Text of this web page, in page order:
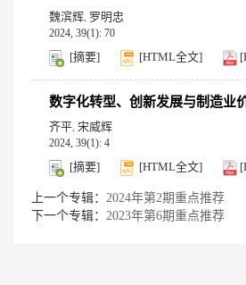
魏滨辉, 罗明忠
2024, 39(1): 70
[摘要] [HTML全文]
数字化转型、创新发展与制造业
齐平, 宋威辉
2024, 39(1): 4
[摘要] [HTML全文]
上一个专辑： 2024年第2期重点推荐
下一个专辑： 2023年第6期重点推荐